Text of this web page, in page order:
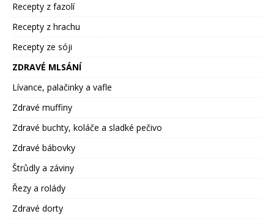
Recepty z fazolí
Recepty z hrachu
Recepty ze sóji
ZDRAVÉ MLSÁNÍ
Lívance, palačinky a vafle
Zdravé muffiny
Zdravé buchty, koláče a sladké pečivo
Zdravé bábovky
Štrůdly a záviny
Řezy a rolády
Zdravé dorty